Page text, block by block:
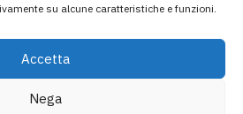
su alcune caratteristiche e funzioni.
Accetta
Nega
0345 41834